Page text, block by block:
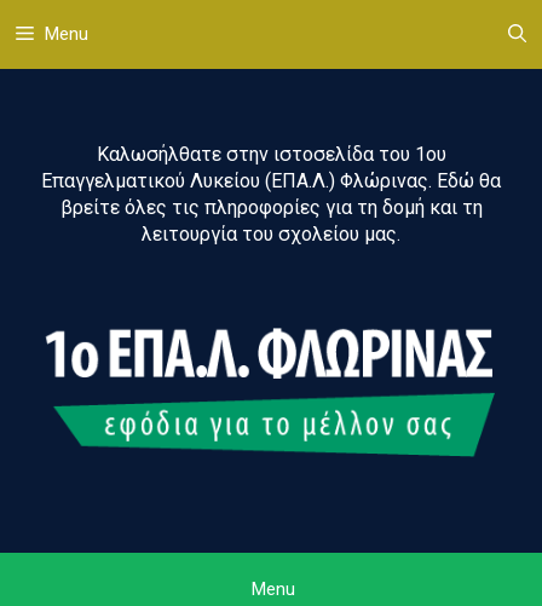
σε
περιεχόμενο
Menu
Καλωσήλθατε στην ιστοσελίδα του 1ου
Επαγγελματικού Λυκείου (ΕΠΑ.Λ.) Φλώρινας. Εδώ θα
βρείτε όλες τις πληροφορίες για τη δομή και τη
λειτουργία του σχολείου μας.
Menu